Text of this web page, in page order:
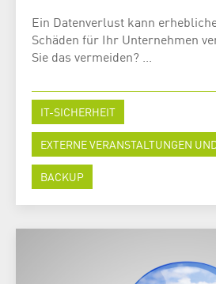
Ein Datenverlust kann
Schäden für Ihr Unternehmen
Sie das vermeiden? ...
IT-SICHERHEIT
EXTERNE VERANSTALTUNGEN
BACKUP